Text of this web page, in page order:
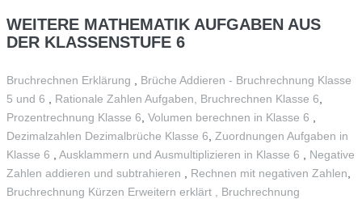
WEITEREMATHEMATIK AUFGABEN AUS
DER KLASSENSTUFE 6
Bruchrechnen Erklärung
Brüche Addieren - Bruchrechnung Klasse
5 und 6
Rationale Zahlen Aufgaben, Bruchrechnen Klasse 6
Prozentrechnung Klasse 6 Volumen berechnen in Klasse 6
Dezimalzahlen Dezimalbrüche Klasse 6
Zuordnungen Aufgaben in
Klasse 6
Ausklammern und Ausmultiplizieren in Klasse 6
Negative
Zahlen addieren und subtrahieren
Rechnen mit negativen Zahlen
Bruchrechnung Kürzen Erweitern erklärt , Bruchrechnung